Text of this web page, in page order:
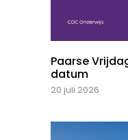
Paarse
datum
20 juli 2026